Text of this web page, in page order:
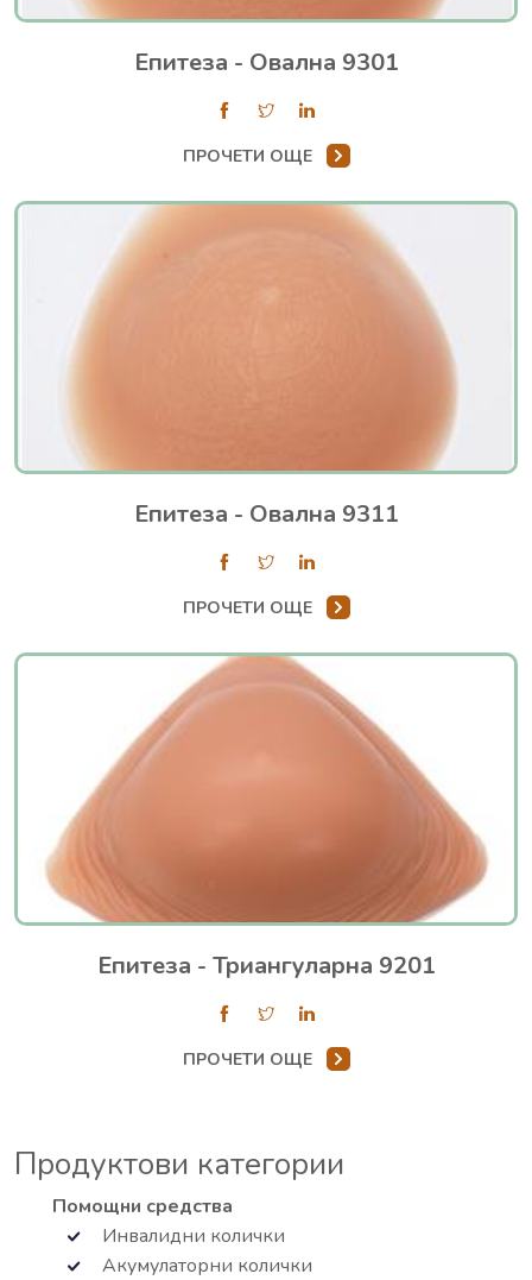
Епитеза - Овална 9301
ПРОЧЕТИ ОЩЕ
Епитеза - Овална 9311
ПРОЧЕТИ ОЩЕ
Епитеза - Триангуларна 9201
ПРОЧЕТИ ОЩЕ
Продуктови категории
Помощни средства
Инвалидни колички
Акумулаторни колички